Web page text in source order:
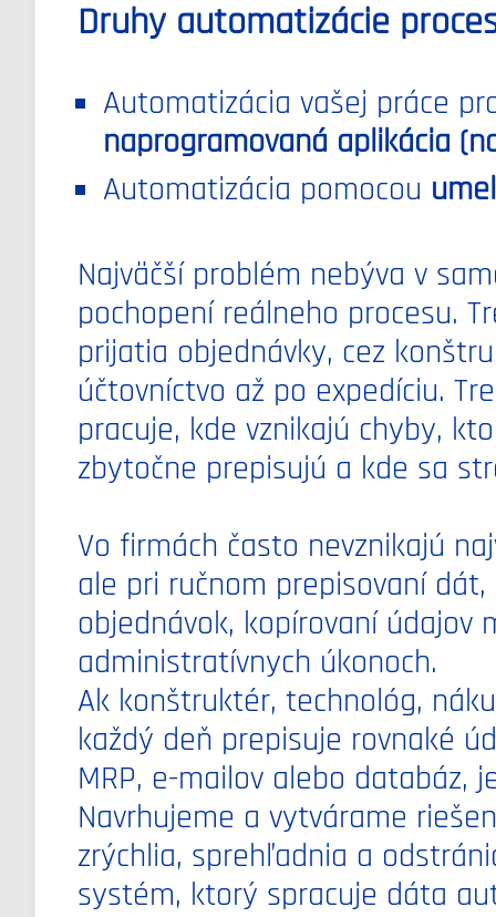
Druhy automatizácie
Automatizácia vašej práce
naprogramovaná aplikácia
Automatizácia pomocou
Najväčší problém nebýva v
pochopení reálneho procesu.
prijatia objednávky, cez
účtovníctvo až po expedíciu.
pracuje, kde vznikajú chyby,
zbytočne prepisujú a kde sa
Vo firmách často nevznikajú
ale pri ručnom prepisovaní
objednávok, kopírovaní údajov
administratívnych úkonoch.
Ak konštruktér, technológ,
každý deň prepisuje rovnaké
MRP, e-mailov alebo
Navrhujeme a vytvárame
zrýchlia, sprehľadnia a
systém, ktorý spracuje dáta